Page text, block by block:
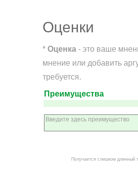
Оценки
* Оценка - это ваше
мнение или добавить
требуется.
Преимущества
Получается слишком длинный